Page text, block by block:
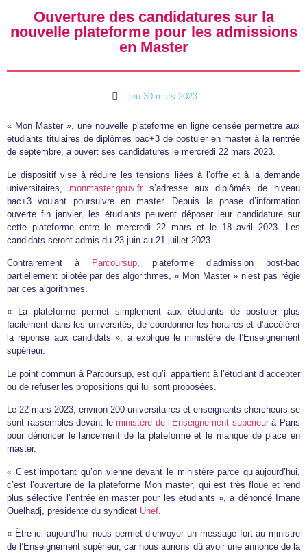
Ouverture des candidatures sur la
nouvelle plateforme pour les admissions
en Master
jeu 30 mars 2023
« Mon Master », une nouvelle plateforme en ligne censée permettre aux
étudiants titulaires de diplômes bac+3 de postuler en master à la rentrée
de septembre, a ouvert ses candidatures le mercredi 22 mars 2023.
Le dispositif vise à réduire les tensions liées à l’offre et à la demande
universitaires, monmaster.gouv.frs’adresse aux diplômés de niveau
bac+3 voulant poursuivre en master. Depuis la phase d’information
ouverte fin janvier, les étudiants peuvent déposer leur candidature sur
cette plateforme entre le mercredi 22 mars et le 18 avril 2023. Les
candidats seront admis du 23 juin au 21 juillet 2023.
Contrairement à Parcoursup , plateforme d’admission post-bac
partiellement pilotée par des algorithmes, « Mon Master » n’est pas régie
par ces algorithmes.
« La plateforme permet simplement aux étudiants de postuler plus
facilement dans les universités, de coordonner les horaires et d’accélérer
la réponse aux candidats », a expliqué le ministère de l’Enseignement
supérieur.
Le point commun à Parcoursup, est qu’il appartient à l’étudiant d’accepter
ou de refuser les propositions qui lui sont proposées.
Le 22 mars 2023, environ 200 universitaires et enseignants-chercheurs se
sont rassemblés devant leministère de l’Enseignement supérieurà Paris
pour dénoncer le lancement de la plateforme et le manque de place en
master.
« C’est important qu’on vienne devant le ministère parce qu’aujourd’hui,
c’est l’ouverture de la plateforme Mon master, qui est très floue et rend
plus sélective l’entrée en master pour les étudiants », a dénoncé Imane
Ouelhadj, présidente du syndicat Unef
« Être ici aujourd’hui nous permet d’envoyer un message fort au ministre
de l’Enseignement supérieur, car nous aurions dû avoir une annonce de la